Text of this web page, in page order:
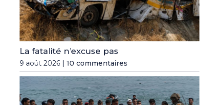
La fatalité n’excuse pas
9 août 2026 | 10 commentaires